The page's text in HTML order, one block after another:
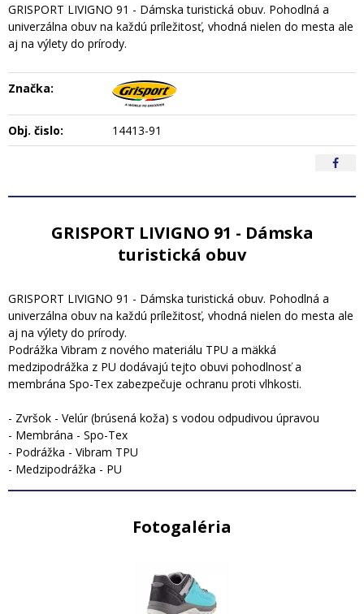
GRISPORT LIVIGNO 91 - Dámska turistická obuv. Pohodlná a
univerzálna obuv na každú príležitosť, vhodná nielen do mesta ale
aj na výlety do prírody.
Značka:
Obj. čislo: 14413-91
GRISPORT LIVIGNO 91 - Dámska
turistická obuv
GRISPORT LIVIGNO 91 - Dámska turistická obuv. Pohodlná a
univerzálna obuv na každú príležitosť, vhodná nielen do mesta ale
aj na výlety do prírody.
Podrážka Vibram z nového materiálu TPU a mäkká
medzipodrážka z PU dodávajú tejto obuvi pohodlnosť a
membrána Spo-Tex zabezpečuje ochranu proti vlhkosti.
- Zvršok - Velúr (brúsená koža) s vodou odpudivou úpravou
- Membrána - Spo-Tex
- Podrážka - Vibram TPU
- Medzipodrážka - PU
Fotogaléria